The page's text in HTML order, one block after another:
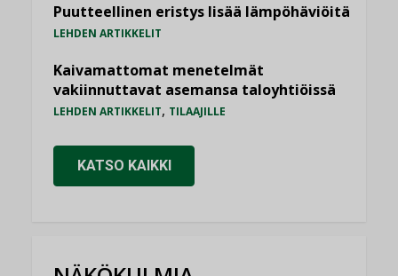
Puutteellinen eristys lisää lämpöhäviöitä
LEHDEN ARTIKKELIT
Kaivamattomat menetelmät
vakiinnuttavat asemansa taloyhtiöissä
LEHDEN ARTIKKELIT, TILAAJILLE
KATSO KAIKKI